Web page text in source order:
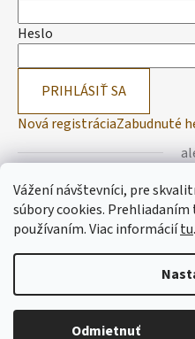
Vážení návštevníci, pre
súbory cookies.
používaním.Viac informáciítu.
Odmietnuť
Heslo
PRIHLÁSIŤ SA
Nová registráciaZabudnuté